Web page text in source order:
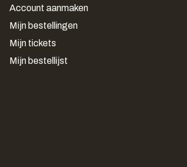
Account aanmaken
Mijn bestellingen
Mijn tickets
Mijn bestellijst